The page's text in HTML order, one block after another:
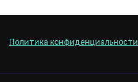
Политика конфиденциальности